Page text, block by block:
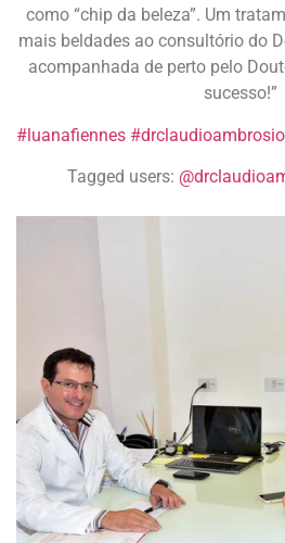
como “chip da beleza”. Um
mais beldades ao consultório do
acompanhada de perto pelo
sucesso!”
#luanafiennes #drclaudioambrosio
Tagged users: